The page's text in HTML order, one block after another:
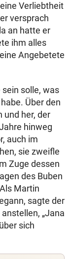
Verliebtheit
versprach
an hatte er
ihm alles
Angebetete
sein solle, was
Über den
und her, der
hinweg
auch im
sie zweifle
Zuge dessen
des Buben
Martin
sagte der
„Jana
sich